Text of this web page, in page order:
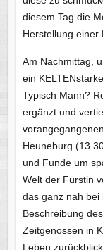
diesem Tag die
Herstellung einer
Am Nachmittag,
ein
Typisch Mann?
ergänzt und
Heuneburg
und Funde um
Welt der Fürstin
das ganz nah bei
Beschreibung
Zeitgenossen in
Leben